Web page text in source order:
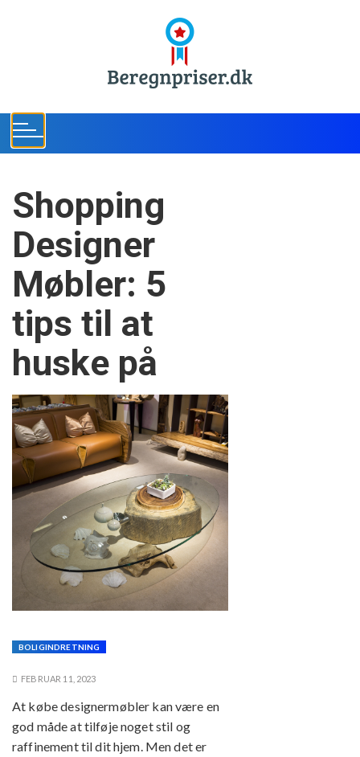
o
o
Shopping
Designer
Møbler: 5
tips til at
huske på
BOLIGINDRETNING
FEBRUAR 11, 2023
At købe designermøbler kan være en
god måde at tilføje noget stil og
raffinement til dit hjem. Men det er